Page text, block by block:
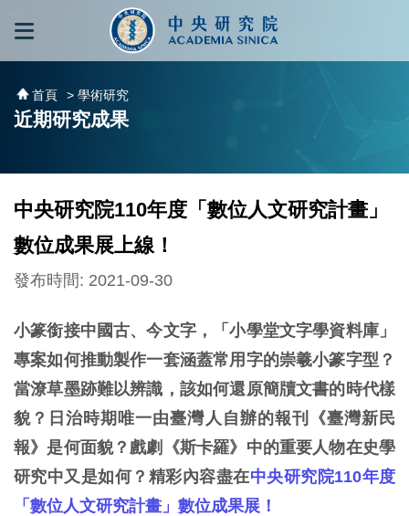
跳到主要內容區塊
首頁 > 學術研究
近期研究成果
中央研究院110年度「數位人文研究計畫」
數位成果展上線！
發布時間: 2021-09-30
小篆銜接中國古、今文字，「小學堂文字學資料庫」
專案如何推動製作一套涵蓋常用字的崇羲小篆字型？
當潦草墨跡難以辨識，該如何還原簡牘文書的時代樣
貌？日治時期唯一由臺灣人自辦的報刊《臺灣新民
報》是何面貌？戲劇《斯卡羅》中的重要人物在史學
研究中又是如何？精彩內容盡在中央研究院110年度
「數位人文研究計畫」數位成果展！